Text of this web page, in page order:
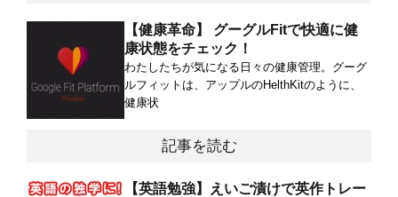
【健康革命】 グーグルFitで快適に健
康状態をチェック！
わたしたちが気になる日々の健康管理。グーグ
ルフィットは、アップルのHelthKitのように、
健康状
記事を読む
【英語勉強】えいご漬けで英作トレー